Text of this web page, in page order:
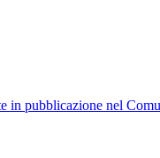
in pubblicazione nel